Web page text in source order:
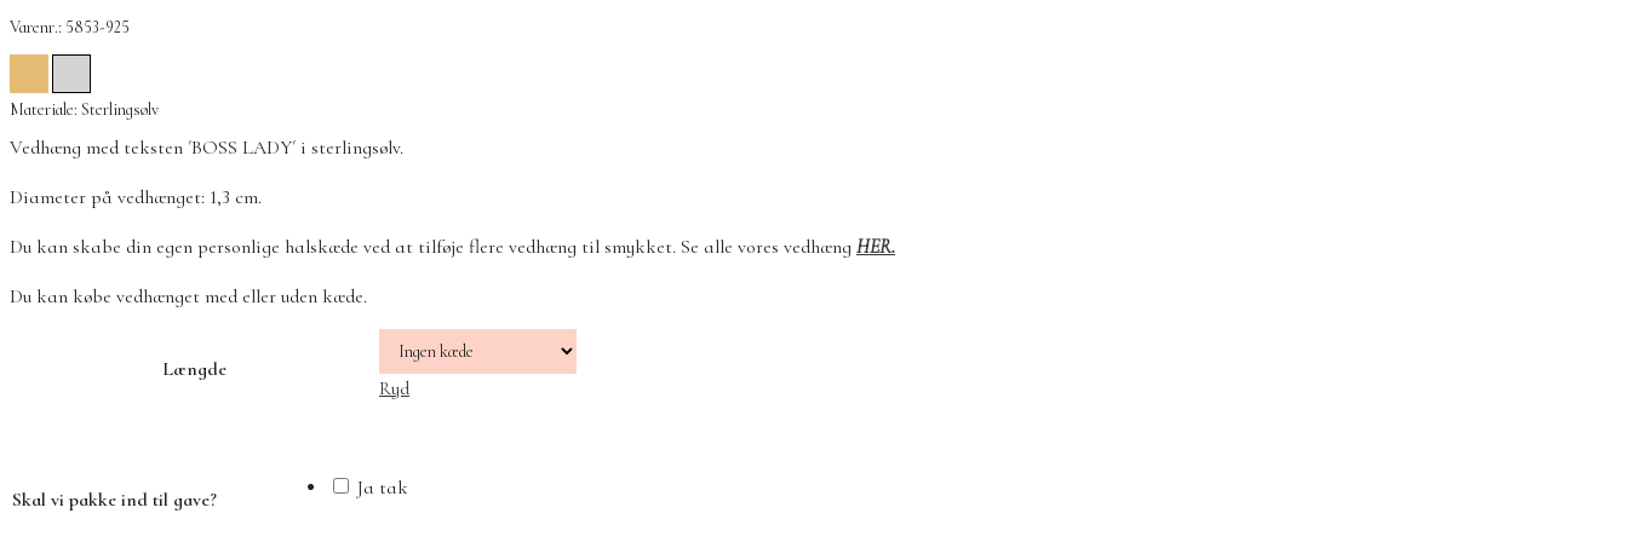
Varenr.: 5853-925
Materiale: Sterlingsølv
Vedhæng med teksten ´BOSS LADY´ i sterlingsølv.
Diameter på vedhænget: 1,3 cm.
Du kan skabe din egen personlige halskæde ved at tilføje flere vedhæng til smykket. Se alle vores vedhæng HER.
Du kan købe vedhænget med eller uden kæde.
Længde
Ryd
Skal vi pakke ind til gave? Ja tak